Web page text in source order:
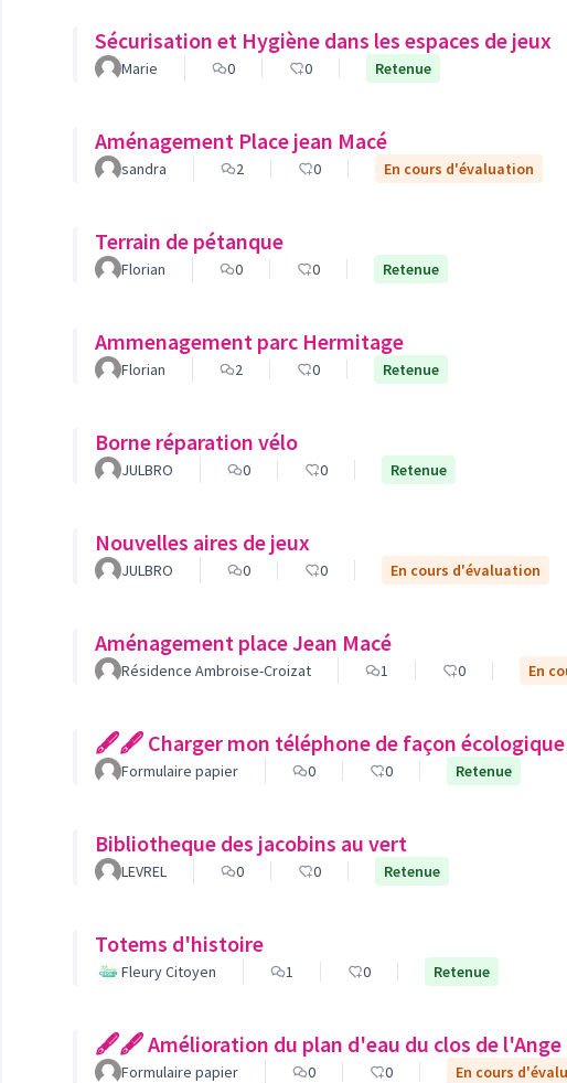
Sécurisation et Hygiène dans les espaces de jeux
Marie 0 0 Retenue
Aménagement Place jean Macé
sandra 2 0 En cours d'évaluation
Terrain de pétanque
Florian 0 0 Retenue
Ammenagement parc Hermitage
Florian 2 0 Retenue
Borne réparation vélo
JULBRO 0 0 Retenue
Nouvelles aires de jeux
JULBRO 0 0 En cours d'évaluation
Aménagement place Jean Macé
Résidence Ambroise-Croizat 1 0 En
🖋🖋 Charger mon téléphone de façon écologique
Formulaire papier 0 0 Retenue
Bibliotheque des jacobins au vert
LEVREL 0 0 Retenue
Totems d'histoire
Fleury Citoyen 1 0 Retenue
🖋🖋 Amélioration du plan d'eau du clos de l'Ange
Formulaire papier 0 0 En cours